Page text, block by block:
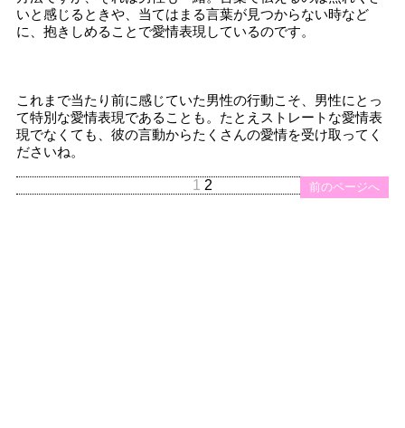
いと感じるときや、当てはまる言葉が見つからない時など
に、抱きしめることで愛情表現しているのです。
これまで当たり前に感じていた男性の行動こそ、男性にとっ
て特別な愛情表現であることも。たとえストレートな愛情表
現でなくても、彼の言動からたくさんの愛情を受け取ってく
ださいね。
前のページへ
1 2